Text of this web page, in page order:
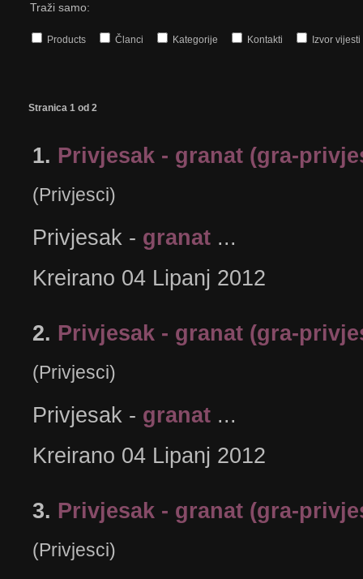
Traži samo:
Products Članci Kategorije Kontakti Izvor vijesti
Stranica 1 od 2
1. Privjesak - granat (gra-
(Privjesci)
Privjesak - granat ...
Kreirano 04 Lipanj 2012
2. Privjesak - granat (gra-
(Privjesci)
Privjesak - granat ...
Kreirano 04 Lipanj 2012
3. Privjesak - granat (gra-
(Privjesci)